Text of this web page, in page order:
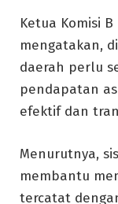
Ketua Komisi
mengatakan,
daerah perlu
pendapatan
efektif dan
Menurutnya,
membantu
tercatat